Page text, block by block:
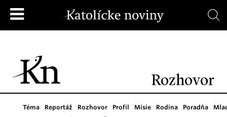
Rozhovor
Téma Reportáž Rozhovor Profil Misie Rodina Poradňa